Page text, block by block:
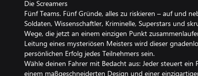
Die Screamers
Fünf Teams. Fünf Gründe, alles zu riskieren – auf und
Soldaten, Wissenschaftler, Kriminelle, Superstars und
Wege, die jetzt an einem einzigen Punkt
Leitung eines mysteriösen Meisters wird dieser
persönlichen Erfolg jedes Teilnehmers sein.
Wähle deinen Fahrer mit Bedacht aus: Jeder steuert
einem maßgeschneiderten Design und einer